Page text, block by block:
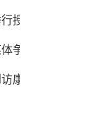
授旗仪式
争相采访
康美药业